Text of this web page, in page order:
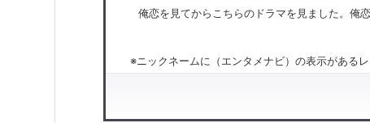
俺恋を見てからこちらのドラマを見ました。俺
※ニックネームに（エンタメナビ）の表示がある